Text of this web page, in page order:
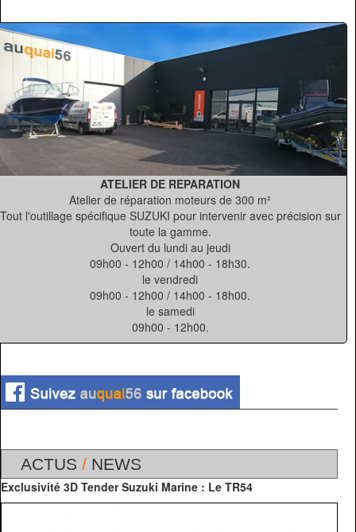
ATELIER DE REPARATION
Atelier de réparation moteurs de 300 m²
Tout l'outillage spécifique SUZUKI pour intervenir avec précision sur
toute la gamme.
Ouvert du lundi au jeudi
09h00 - 12h00 / 14h00 - 18h30.
le vendredi
09h00 - 12h00 / 14h00 - 18h00.
le samedi
09h00 - 12h00.
ACTUS / NEWS
Exclusivité 3D Tender Suzuki Marine : Le TR54